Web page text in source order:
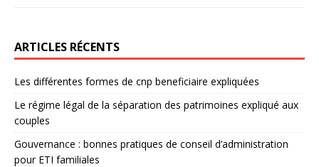
ARTICLES RÉCENTS
Les différentes formes de cnp beneficiaire expliquées
Le régime légal de la séparation des patrimoines expliqué aux
couples
Gouvernance : bonnes pratiques de conseil d’administration
pour ETI familiales